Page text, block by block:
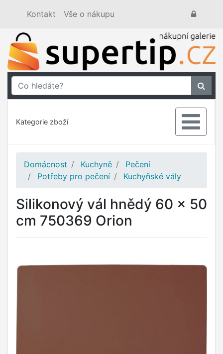
Kontakt Vše o nákupu
Kategorie zboží
Domácnost Kuchyně
Pečení
Potřeby pro pečení
Kuchyňské vály
Silikonový vál hnědý 60 x 50
cm 750369 Orion